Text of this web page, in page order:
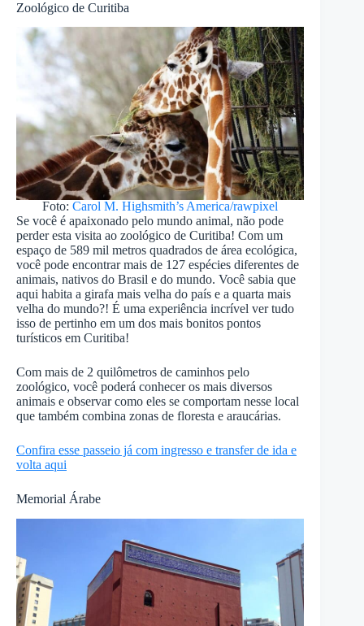
Zoológico de Curitiba
Foto:Carol M. Highsmith’s America/rawpixel
Se você é apaixonado pelo mundo animal, não pode
perder esta visita ao zoológico de Curitiba! Com um
espaço de 589 mil metros quadrados de área ecológica,
você pode encontrar mais de 127 espécies diferentes de
animais, nativos do Brasil e do mundo. Você sabia que
aqui habita a girafa mais velha do país e a quarta mais
velha do mundo?! É uma experiência incrível ver tudo
isso de pertinho em um dos mais bonitos pontos
turísticos em Curitiba!
Com mais de 2 quilômetros de caminhos pelo
zoológico, você poderá conhecer os mais diversos
animais e observar como eles se comportam nesse local
que também combina zonas de floresta e araucárias.
Confira esse passeio já com ingresso e transfer de ida e
volta aqui
Memorial Árabe